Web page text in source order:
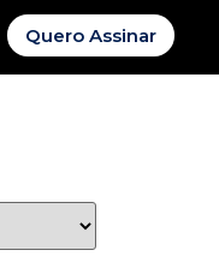
Quero Assinar